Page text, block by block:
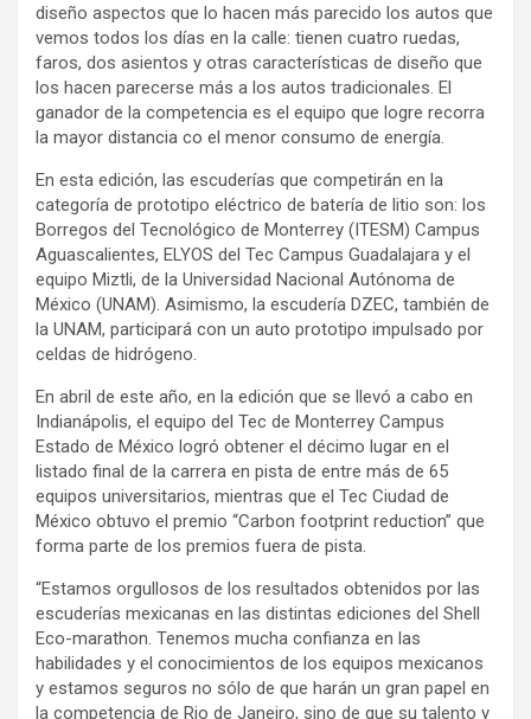
diseño aspectos que lo hacen más parecido los autos que
vemos todos los días en la calle: tienen cuatro ruedas,
faros, dos asientos y otras características de diseño que
los hacen parecerse más a los autos tradicionales. El
ganador de la competencia es el equipo que logre recorra
la mayor distancia co el menor consumo de energía.
En esta edición, las escuderías que competirán en la
categoría de prototipo eléctrico de batería de litio son: los
Borregos del Tecnológico de Monterrey (ITESM) Campus
Aguascalientes, ELYOS del Tec Campus Guadalajara y el
equipo Miztli, de la Universidad Nacional Autónoma de
México (UNAM). Asimismo, la escudería DZEC, también de
la UNAM, participará con un auto prototipo impulsado por
celdas de hidrógeno.
En abril de este año, en la edición que se llevó a cabo en
Indianápolis, el equipo del Tec de Monterrey Campus
Estado de México logró obtener el décimo lugar en el
listado final de la carrera en pista de entre más de 65
equipos universitarios, mientras que el Tec Ciudad de
México obtuvo el premio “Carbon footprint reduction” que
forma parte de los premios fuera de pista.
“Estamos orgullosos de los resultados obtenidos por las
escuderías mexicanas en las distintas ediciones del Shell
Eco-marathon. Tenemos mucha confianza en las
habilidades y el conocimientos de los equipos mexicanos
y estamos seguros no sólo de que harán un gran papel en
la competencia de Rio de Janeiro, sino de que su talento y